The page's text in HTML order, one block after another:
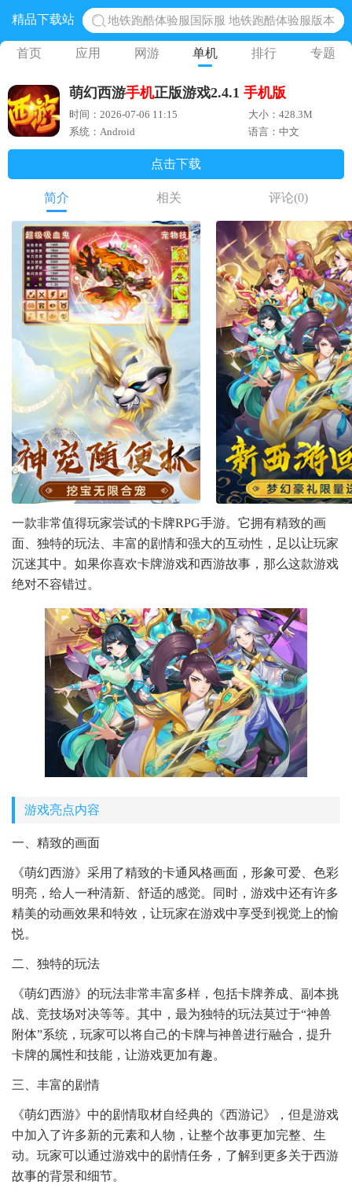
精品下载站
地铁跑酷体验服国际服 地铁跑酷体验服版本
网易光遇手游正版 点亮星空共庆周年
黎明觉醒生机腾讯正版 黎明觉醒生机国际服
蛋仔派对下载 蛋仔派对体验服
奥特曼王者传奇 正版奥特曼游戏
首页 应用 网游 单机 排行 专题
萌幻西游手机正版游戏2.4.1 手机版
时间：2026-07-06 11:15
大小：428.3M
系统：Android
语言：中文
点击下载
简介 相关 评论(0)
一款非常值得玩家尝试的卡牌RPG手游。它拥有精致的画
面、独特的玩法、丰富的剧情和强大的互动性，足以让玩家
沉迷其中。如果你喜欢卡牌游戏和西游故事，那么这款游戏
绝对不容错过。
游戏亮点内容
一、精致的画面
《萌幻西游》采用了精致的卡通风格画面，形象可爱、色彩
明亮，给人一种清新、舒适的感觉。同时，游戏中还有许多
精美的动画效果和特效，让玩家在游戏中享受到视觉上的愉
悦。
二、独特的玩法
《萌幻西游》的玩法非常丰富多样，包括卡牌养成、副本挑
战、竞技场对决等等。其中，最为独特的玩法莫过于“神兽
附体”系统，玩家可以将自己的卡牌与神兽进行融合，提升
卡牌的属性和技能，让游戏更加有趣。
三、丰富的剧情
《萌幻西游》中的剧情取材自经典的《西游记》，但是游戏
中加入了许多新的元素和人物，让整个故事更加完整、生
动。玩家可以通过游戏中的剧情任务，了解到更多关于西游
故事的背景和细节。